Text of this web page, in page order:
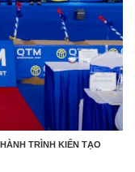
TRÌNH KIẾN TẠO